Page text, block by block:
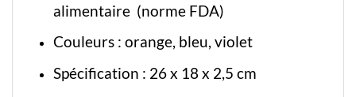
alimentaire (norme FDA)
Couleurs : orange, bleu, violet
Spécification : 26 x 18 x 2,5 cm